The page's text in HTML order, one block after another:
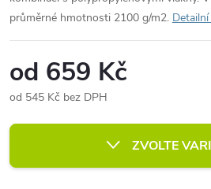
průměrné hmotnosti 2100 g/m2.
od 659 Kč
od 545 Kč bez DPH
cena:
ZVOLTE